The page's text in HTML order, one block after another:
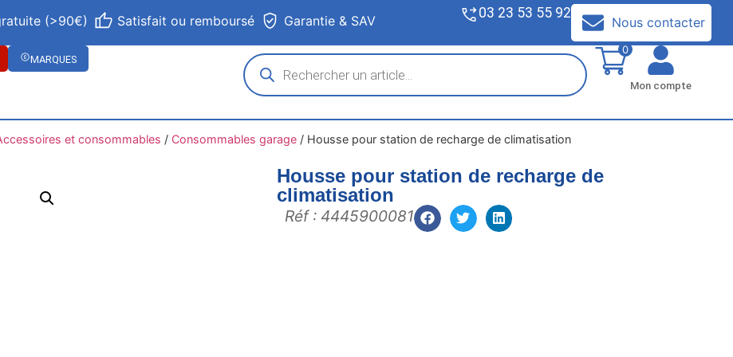
(>90€) Satisfait ou remboursé Garantie & SAV 03 23 53 55 92
Nous contacter
MARQUES
0
Mon compte
et consommables / Consommables garage/ Housse pour station de recharge de climatisation
Housse pour station de recharge de
climatisation
Réf : 4445900081